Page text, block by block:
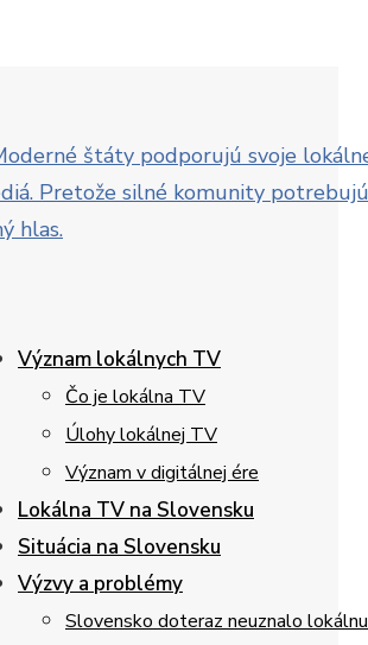
Význam lokálnych TV
Čo je lokálna TV
Úlohy lokálnej TV
Význam v digitálnej ére
Lokálna TV na Slovensku
Situácia na Slovensku
Výzvy a problémy
Slovensko doteraz neuznalo lokálnu